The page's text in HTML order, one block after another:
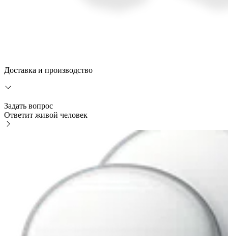
Доставка и производство
Задать вопрос
Ответит живой человек